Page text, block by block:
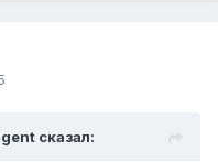
сказал: